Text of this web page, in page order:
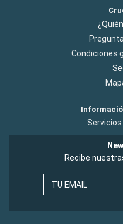
Condiciones
Recibe
TU EMAIL